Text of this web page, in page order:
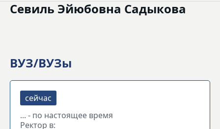
Севиль Эйюбовна Садыкова
ВУЗ/ВУЗы
... - по настоящее время
Ректор в: